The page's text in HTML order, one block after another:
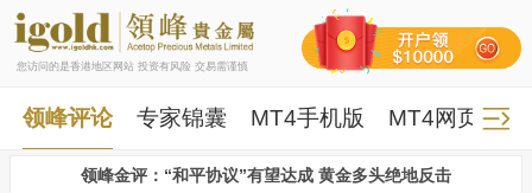
您访问的是香港地区网站 投资有风险 交易需谨慎
领峰评论 专家锦囊 MT4手机版 MT4网页版
领峰金评：“和平协议”有望达成 黄金多头绝地反击